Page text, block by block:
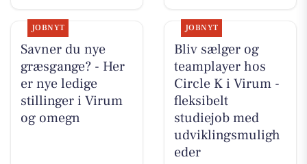
JOBNYT
Savner du nye
græsgange? - Her
er nye ledige
stillinger i Virum
og omegn
JOBNYT
Bliv sælger og
teamplayer hos
Circle K i Virum -
fleksibelt
studiejob med
udviklingsmuligh
eder